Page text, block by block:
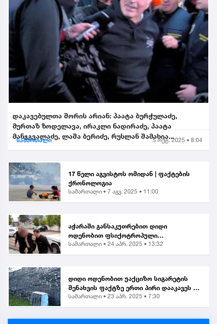
დაკავებულთა შორის არიან: პაატა ბურჭულაძე,
მურთაზ ზოდელავა, ირაკლი ნადირაძე, პაატა
მანჯგვალაძე, ლაშა ბერიძე, რუსლან შამახია...
სამართალი 5 ოქტ. 2025 • 8:04
17 წელი აგვისტოს ომიდან | ფაქტების
ქრონოლოგია
სამართალი • 7 აგვ. 2025 • 11:00
აჭარაში განსაკუთრებით დიდი
ოდენობით ფსიქოტროპული
ნივთიერების შეძენა-შენახვისა და
სამართალი • 24 აპრ. 2025 • 13:32
დიდი ოდენობით უაქციზო სიგარეტის
შენახვის ფაქტზე ერთი პირი დააკავეს |
საგამოძიებო
სამართალი • 23 აპრ. 2025 • 7:30